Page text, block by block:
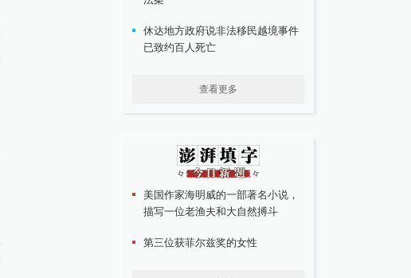
休达地方政府说非法移民越境事件
已致约百人死亡
查看更多
美国作家海明威的一部著名小说，
描写一位老渔夫和大自然搏斗
第三位获菲尔兹奖的女性